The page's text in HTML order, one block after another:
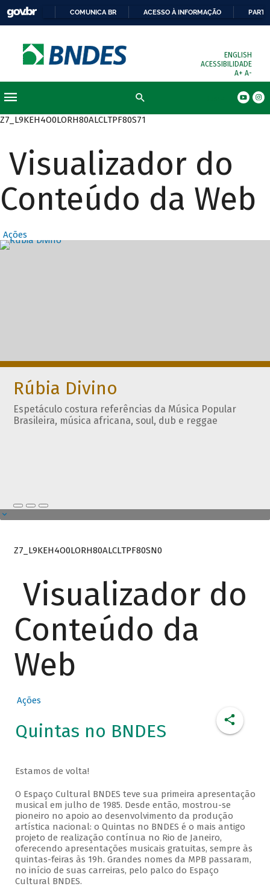
COMUNICA BR ACESSO À INFORMAÇÃO
ENGLISH
ACESSIBILIDADE
A+ A-
Z7_L9KEH4O0LORH80ALCLTPF80S71
Visualizador do
Conteúdo da Web
Ações
Destaques
Rúbia Divino
Espetáculo costura referências da Música Popular
Brasileira, música africana, soul, dub e reggae
Z7_L9KEH4O0LORH80ALCLTPF80SN0
Visualizador do
Conteúdo da
Web
Ações
Quintas no BNDES
Estamos de volta!
O Espaço Cultural BNDES teve sua primeira apresentação
musical em julho de 1985. Desde então, mostrou-se
pioneiro no apoio ao desenvolvimento da produção
artística nacional: o Quintas no BNDES é o mais antigo
projeto de realização contínua no Rio de Janeiro,
oferecendo apresentações musicais gratuitas, sempre às
quintas-feiras às 19h. Grandes nomes da MPB passaram,
no início de suas carreiras, pelo palco do Espaço
Cultural BNDES.